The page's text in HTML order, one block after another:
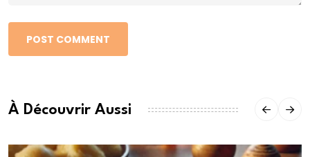
POST COMMENT
À Découvrir Aussi